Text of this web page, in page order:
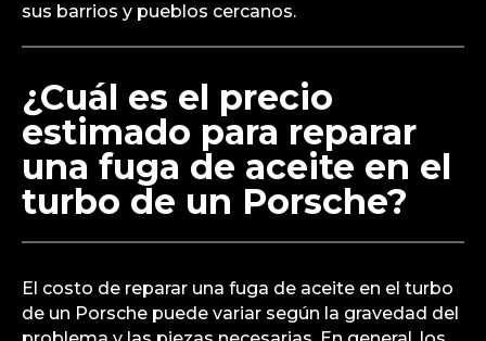
sus barrios y pueblos cercanos.
¿Cuál es el precio
estimado para reparar
una fuga de aceite en el
turbo de un Porsche?
El costo de reparar una fuga de aceite en el turbo
de un Porsche puede variar según la gravedad del